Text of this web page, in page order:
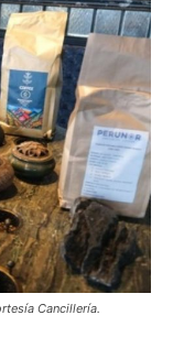
Cancillería.